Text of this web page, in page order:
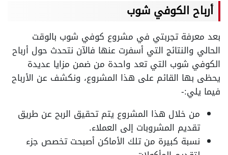
أرباح الكوفي شوب
بعد معرفة تجربتي في مشروع كوفي شوب بالوقت
الحالي والنتائج التي أسفرت عنها فالآن نتحدث حول أرباح
الكوفي شوب التي تعد واحدة من ضمن مزايا عديدة
يحظى بها القائم على هذا المشروع، ونكشف عن الأرباح
فيما يلي:-
من خلال هذا المشروع يتم تحقيق الربح عن طريق
تقديم المشروبات إلى العملاء.
نسبة كبيرة من تلك الأماكن أصبحت تخصص جزء